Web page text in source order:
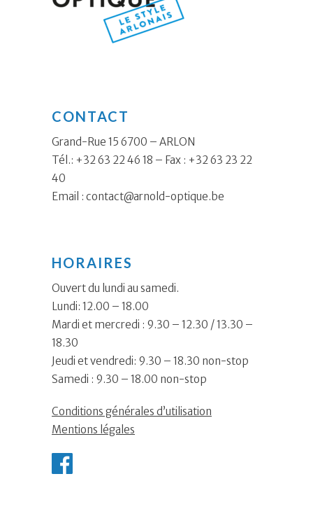
CONTACT
Grand-Rue 15 6700 – ARLON
Tél.: +32 63 22 46 18 – Fax : +32 63 23 22
40
Email : contact@arnold-optique.be
HORAIRES
Ouvert du lundi au samedi.
Lundi: 12.00 – 18.00
Mardi et mercredi : 9.30 – 12.30 / 13.30 –
18.30
Jeudi et vendredi: 9.30 – 18.30 non-stop
Samedi : 9.30 – 18.00 non-stop
Conditions générales d’utilisation
Mentions légales